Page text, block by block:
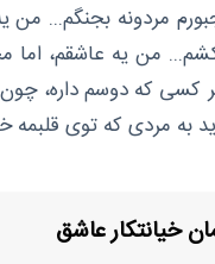
مردونه بجنگم... من
من یه عاشقم،
کسی که دوسم داره،
به مردی که توی قلبمه
خیانتکار عاشق